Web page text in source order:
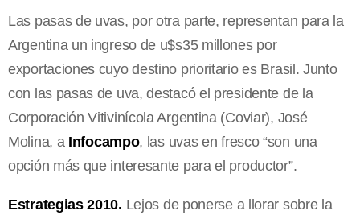
Las pasas de uvas, por otra parte, representan para la
Argentina un ingreso de u$s35 millones por
exportaciones cuyo destino prioritario es Brasil. Junto
con las pasas de uva, destacó el presidente de la
Corporación Vitivinícola Argentina (Coviar), José
Molina, a Infocampo, las uvas en fresco “son una
opción más que interesante para el productor”.
Estrategias 2010. Lejos de ponerse a llorar sobre la